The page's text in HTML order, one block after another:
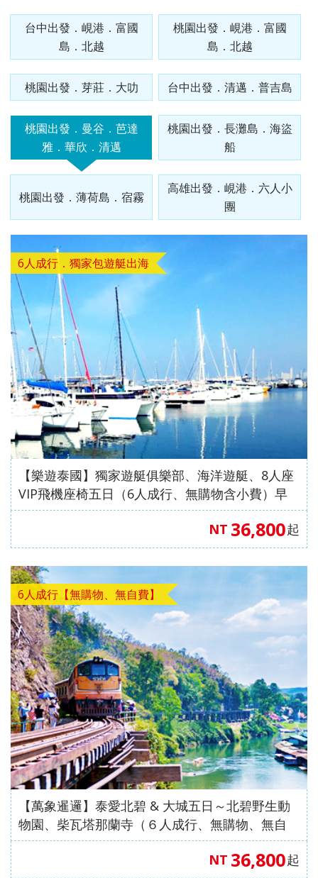
山
陽．
四國
秘境
道．
破冰
船．
北海
道機
加酒
道．
北
國．
國度
神．
立山
黑
部．
東京
富士
山．
秘
境．
熊
本．
九
州．
福岡
台中
出
發．
沖繩
機加
酒．
六人
小團
高雄
出
發．
東
京．
日本
大阪
機加
酒
【來去
沖繩】
沖繩機
加酒、
自由行
四日 (
市區酒
店含早
餐 ) 2
人成行
【來去
沖繩】
沖繩機
加酒、
自由行
四日 (
市區酒
店含早
餐、2
人成行
) 【星
宇&虎
航、台
中出
【沖繩
輕旅】
沖繩機
加酒の
半自由
行四日
( 含小
費、接
送機及
1午1晚
餐+2天
行程 )
6人成
行
超值沖
繩】系
滿漁市
場、波
之上神
宮、美
國村、
瀨長島
半自由
行四天
（晚去
晚回、
含機上
【星宇
歐嗨
喲】瀨
戶潮音
豆島～
道後古
湯礦山
遊船纜
車採果
雙溫泉
七日
【長榮
航空，
桃園/
愛媛】
【獨家
中釜玩
麗水】
星球水
族館、
順天灣
國家園
林、
車+纜
車、泰
迪熊博
物館、
伽倻主
題公園
+韓服
體驗
+塗鴉
秀、韓
式下午
茶五天
（升等
３晚五
花酒
《不走
人蔘
+保肝
店》
【真航
空、台
中直
飛】
【心動
釜山玩
麗水】
LUGE
渠道滑
車+纜
車、泰
迪熊博
島、海
金剛船
遊、天
空膠囊
列車、
加耶主
題公
園、長
腳蟹吃
到飽五
天（五
花麗水
酒店１
晚+釜
山五花
晚）
《不走
人蔘、
保肝》
【德威
航空、
桃園直
飛】
【暑假
樂樂濟
州鬥陣
行】濟
州鐵軌
自行車
（四人
一臺）
跆拳武
藝秀、
東邊松
駝體驗
五天
（升等
２晚五
花酒
店）
《不走
人蔘
+保
肝》
航空、
高雄飛
濟州】
【中釜
玩星宇
帶您嗨
翻釜
山】渠
道滑車
+纜
車、海
體驗、
水果大
福
DIY+韓
服體驗
+韓式
下午茶
六天
《不走
人蔘保
肝》
（再升
等１晚
五花酒
店）
航空、
台中直
【玩釜
山搭星
宇】加
耶主題
公園
+韓服
體驗
+塗鴉
DIY+韓
服體驗
+韓式
下午茶
五天
１晚五
花酒
店）
《不走
人蔘、
保肝》
【星宇
航空、
桃園直
飛】
溝．
稻城
亞丁
南．
昆大
麗．
貴州
界．
慶．
長江
峽．
南．
黃
山．
江西
京．
貝加
爾湖
桃園
出
發．
哈爾
濱．
蒙．
北極
村
桃園
出
發．
絲
路．
南北
由行】
重慶張
家界～
鳳凰古
城、張
家界景
區、袁
家界景
區、濯
水古
鎮、輕
軌體驗
八日
（無購
物、無
見中國
自由
行】童
話九寨
溝、熊
貓基
地、五
彩黃
龍、寬
窄巷
子、船
遊樂山
大佛八
天《無
遍中國
自由
行】成
都樂山
大佛、
都江堰
水利工
程、中
國古羌
城、牟
尼溝、
九寨
溝、黃
龍、熊
【遊遍
川～天
生三
橋、烏
江畫
廊、武
陵山大
裂谷、
輕軌穿
樓、重
慶枇杷
園半山
火鍋八
日（無
購物、
無自
【遊遍
由行】
隆、天
生三
橋、湖
大峽
谷、三
排椅八
日（無
購物、
無自
費）
【澳門
航空、
台中出
發】
海盜
船
宿霧
六人
峴港】
優雅在
峴四星
版六日
（奧黛
體驗、
龍蝦饗
宴、無
購物、
無自理
餐、
VIP通
關）6
人成行
【越捷
台中直
飛】
全開夯
玩峴
港】巴
拿山一
票玩到
底、纜
車佛手
橋纜車
來回、
會安古
鎮．世
界文化
遺產、
迦南島
竹桶
紅下午
茶五天
（全程
入住當
地四星
酒店）
《無購
物》
【台灣
虎航、
桃園出
發】
長灘】
長灘島
機加
日
【菲律
賓航
空、2
人成
行】
星酒店
五日
（獨家
亞特蘭
蒂斯郵
輪男模
秀、希
爾頓下
午茶、
綠山國
家公
園、東
芭樂
園）
【星宇
桃園出
發】
佛手橋
纜車來
回、迦
南島竹
桶船、
港秀
會、會
安燈籠
古鎮五
天（入
住巴拿
山法式
城堡酒
店+3晚
當地五
星酒
《無購
物》
【台灣
虎航、
桃園出
發】
魅力雙
城－雪
金海岸
８日～
入內、
雙城遊
船、螃
態、無
尾熊抱
抱（中
華航
空）
希爾頓
假期、
東澳全
覽９日
～入住
爾頓飯
店１
晚、雙
加贈雪
梨夜遊
食在好
東澳９
日～廚
廳、全
城、加
贈雪梨
夜遊
新一品
紐西蘭
１０天
～金旅
獎、南
冰河峽
灣（紐
西蘭航
空）
東澳蒂
莉雪９
日～金
旅獎、
廚師帽
徒步美
圖、登
三塔暢
遊農莊
亞．
拉脫
維
亞．
立陶
宛
【魅力
歐洲】
法比荷
～最愛
羅浮
宮、特
色三遊
船、絕
美羊角
村、運
河風車
城８日
【玩美
加族】
臥谷長
榮歡樂
美西９
日～優
勝美
地、大
峽谷國
家公
園、羚
羊峽
球影城
（舊金
山進／
洛杉磯
出）
波蘭波
羅的海
三小國
（立陶
宛、拉
脫維
亞、愛
沙尼
亞）１
０天
【玩美
加族】
臥谷長
榮奇幻
美西９
日～錫
安、布
萊斯、
優勝美
地、大
峽谷國
家公
園、羚
羊峽谷
（洛杉
舊金山
出）
雪鐵力
士山、
德國童
話城
堡、黃
快線、
世界遺
產旅行
１０日
垣島海
上遊３
天２夜
（基隆
港出
霸、石
垣假期
４天３
夜（基
隆港出
期榮耀
號～宮
沖繩、
石垣島
出發）
境星旅
～MSC
阿拉斯
加冰河
奇航１
早鳥優
惠實施
中 ）
盛典・
東地中
海十六
湖１４
天
和諧
大利、
克羅埃
西亞、
希臘、
蒙特內
（台中
出發
信航空
暢遊
南、北
竿三日
( 台中
出發 )
村、建
功嶼、
鮮餐三
成行、
北中南
出發
分海、
太武
山、豪
華全牛
宴三天
出發
）華信
航空
分海、
豪華全
牛宴四
日（
台中出
全程無
台中出發．峴港．富國
島．北越
桃園出發．峴港．富國
島．北越
桃園出發．芽莊．大叻 台中出發．清邁．普吉島
桃園出發．曼谷．芭達
雅．華欣．清邁
桃園出發．長灘島．海盜
船
桃園出發．薄荷島．宿霧
高雄出發．峴港．六人小
團
6人成行．獨家包遊艇出海
【樂遊泰國】獨家遊艇俱樂部、海洋遊艇、8人座
VIP飛機座椅五日（6人成行、無購物含小費）早
去晚回
NT 36,800起
6人成行【無購物、無自費】
【萬象暹邏】泰愛北碧 & 大城五日～北碧野生動
物園、柴瓦塔那蘭寺（６人成行、無購物、無自
費）早去晚回
NT 36,800起